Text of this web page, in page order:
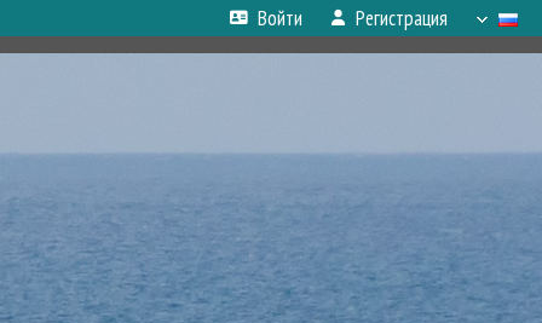
Войти Регистрация